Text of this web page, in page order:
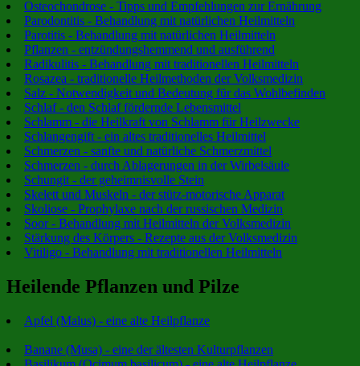
Osteochondrose - Tipps und Empfehlungen zur Ernährung
Parodontitis - Behandlung mit natürlichen Heilmitteln
Parotitis - Behandlung mit natürlichen Heilmitteln
Pflanzen - entzündungshemmend und ausführend
Radikulitis - Behandlung mit traditionellen Heilmitteln
Rosazea - traditionelle Heilmethoden der Volksmedizin
Salz - Notwendigkeit und Bedeutung für das Wohlbefinden
Schlaf - den Schlaf fördernde Lebensmittel
Schlamm - die Heilkraft von Schlamm für Heilzwecke
Schlangengift - ein altes traditionelles Heilmittel
Schmerzen - sanfte und natürliche Schmerzmittel
Schmerzen - durch Ablagerungen in der Wirbelsäule
Schungit - der geheimnisvolle Stein
Skelett und Muskeln - der stütz-motorische Apparat
Skoliose - Prophylaxe nach der russischen Medizin
Soor - Behandlung mit Heilmitteln der Volksmedizin
Stärkung des Körpers - Rezepte aus der Volksmedizin
Vitiligo - Behandlung mit traditionellen Heilmitteln
Heilende Pflanzen und Pilze
Apfel (Malus) - eine alte Heilpflanze
Banane (Musa) - eine der ältesten Kulturpflanzen